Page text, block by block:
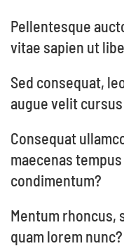
Pellentesque
vitae sapien ut
Sed consequat,
augue velit
Consequat
maecenas
condimentum?
Mentum rhoncus,
quam lorem nunc?